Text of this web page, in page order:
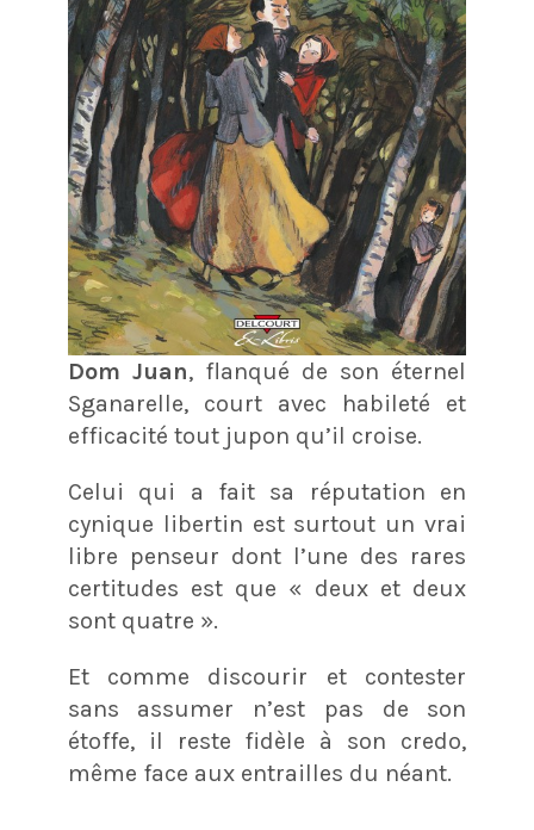
Dom Juan, flanqué de son éternel
Sganarelle, court avec habileté et
efficacité tout jupon qu’il croise.
Celui qui a fait sa réputation en
cynique libertin est surtout un vrai
libre penseur dont l’une des rares
certitudes est que « deux et deux
sont quatre ».
Et comme discourir et contester
sans assumer n’est pas de son
étoffe, il reste fidèle à son credo,
même face aux entrailles du néant.